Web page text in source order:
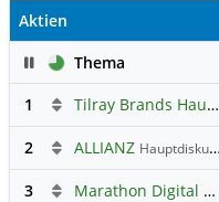
Aktien
PauseThema
1
Tilray Brands Hauptforum
2 ALLIANZ Hauptdiskussion
3 Marathon Digital Holdings